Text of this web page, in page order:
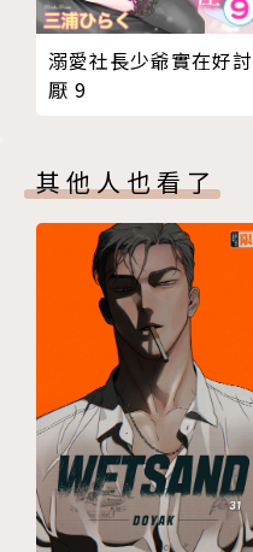
溺愛社長少爺實在好討
厭 9
其他人也看了